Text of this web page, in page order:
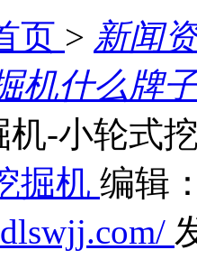
页 > 新闻
机什么牌
-小轮式
掘机 编辑